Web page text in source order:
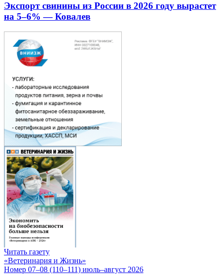
Экспорт свинины из России в 2026 году вырастет
на 5–6% — Ковалев
Читать газету
«Ветеринария и Жизнь»
Номер 07–08 (110–111) июль–август 2026